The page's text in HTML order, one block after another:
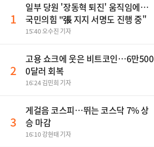
1
일부 당원 '장동혁 퇴진' 움직임에…
국민의힘 "張 지지 서명도 진행 중"
15:40 오수진 기자
2
고용 쇼크에 웃은 비트코인…6만500
0달러 회복
16:24 김민희 기자
3
게걸음 코스피…뛰는 코스닥 7% 상
승 마감
16:10 강현태 기자